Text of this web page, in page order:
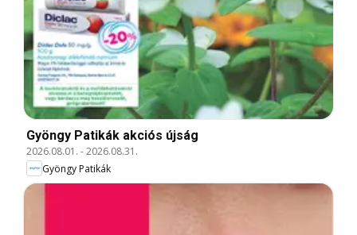
Gyöngy Patikák akciós újság
2026.08.01. -2026.08.31.
Gyöngy Patikák